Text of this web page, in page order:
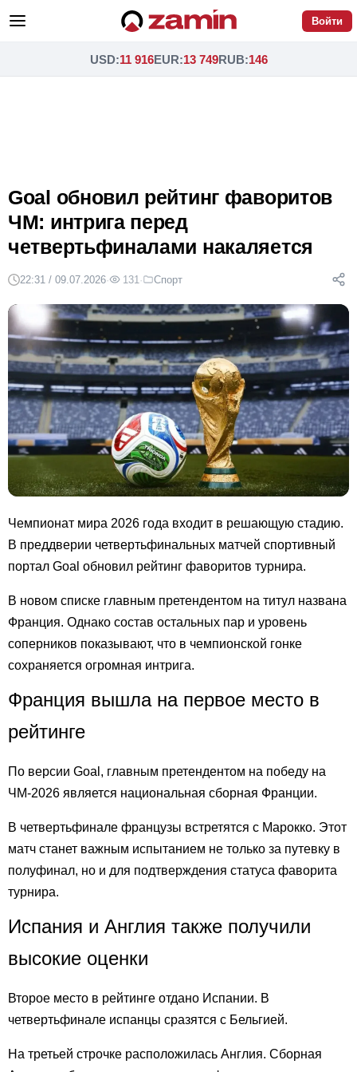
Войти
USD:11 916EUR:13 749RUB:146
Goal обновил рейтинг фаворитов
ЧМ: интрига перед
четвертьфиналами накаляется
22:31 / 09.07.2026· 131 · Спорт
Чемпионат мира 2026 года входит в решающую стадию.
В преддверии четвертьфинальных матчей спортивный
портал Goal обновил рейтинг фаворитов турнира.
В новом списке главным претендентом на титул названа
Франция. Однако состав остальных пар и уровень
соперников показывают, что в чемпионской гонке
сохраняется огромная интрига.
Франция вышла на первое место в
рейтинге
По версии Goal, главным претендентом на победу на
ЧМ-2026 является национальная сборная Франции.
В четвертьфинале французы встретятся с Марокко. Этот
матч станет важным испытанием не только за путевку в
полуфинал, но и для подтверждения статуса фаворита
турнира.
Испания и Англия также получили
высокие оценки
Второе место в рейтинге отдано Испании. В
четвертьфинале испанцы сразятся с Бельгией.
На третьей строчке расположилась Англия. Сборная